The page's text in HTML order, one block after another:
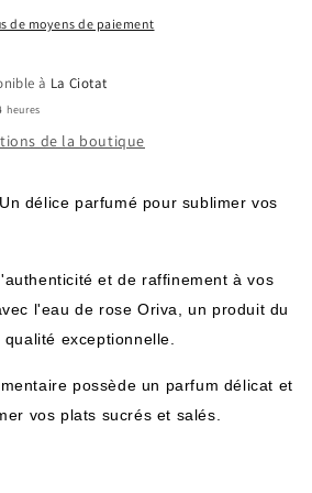
de moyens de paiement
à La Ciotat
heures
de la boutique
délice parfumé pour sublimer vos
et de raffinement à vos
l'eau de rose Oriva, un produit du
exceptionnelle.
possède un parfum délicat et
vos plats sucrés et salés.